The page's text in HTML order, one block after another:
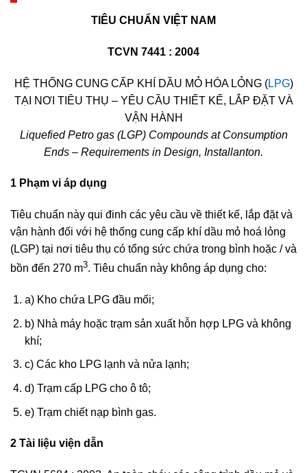
TIÊU CHUẨN VIỆT NAM
TCVN 7441 : 2004
HỆ THỐNG CUNG CẤP KHÍ DẦU MỎ HÓA LỎNG (LPG)
TẠI NƠI TIÊU THỤ – YÊU CẦU THIẾT KẾ, LẮP ĐẶT VÀ
VẬN HÀNH
Liquefied Petro gas (LGP) Compounds at Consumption
Ends – Requirements in Design, Installanton.
1 Phạm vi áp dụng
Tiêu chuẩn này qui đinh các yêu cầu về thiết kế, lắp đặt và
vận hành đối với hệ thống cung cấp khí dầu mỏ hoá lỏng
(LGP) tại nơi tiêu thụ có tổng sức chứa trong bình hoặc / và
bồn đến 270 m3. Tiêu chuẩn này không áp dụng cho:
a) Kho chứa LPG đầu mối;
b) Nhà máy hoặc trạm sản xuất hỗn hợp LPG và không
khí;
c) Các kho LPG lạnh và nửa lạnh;
d) Trạm cấp LPG cho ô tô;
e) Trạm chiết nạp bình gas.
2 Tài liệu viện dẫn